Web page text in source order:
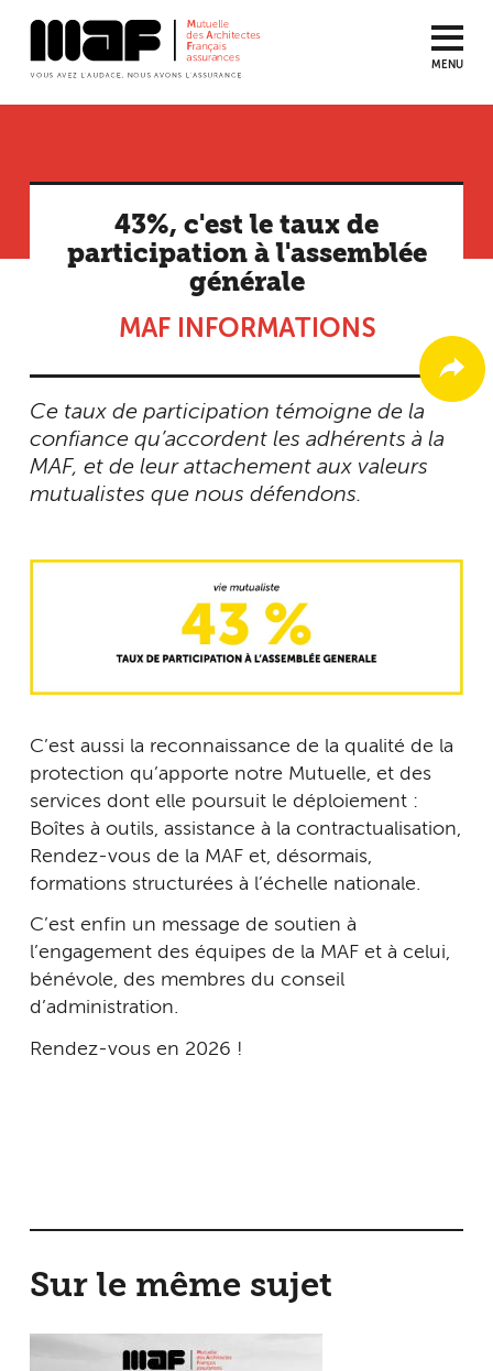
MENU
43%, c'est le taux de
participation à l'assemblée
générale
MAF INFORMATIONS
Ce taux de participation témoigne de la
confiance qu’accordent les adhérents à la
MAF, et de leur attachement aux valeurs
mutualistes que nous défendons.
C’est aussi la reconnaissance de la qualité de la
protection qu’apporte notre Mutuelle, et des
services dont elle poursuit le déploiement :
Boîtes à outils, assistance à la contractualisation,
Rendez-vous de la MAF et, désormais,
formations structurées à l’échelle nationale.
C’est enfin un message de soutien à
l’engagement des équipes de la MAF et à celui,
bénévole, des membres du conseil
d’administration.
Rendez-vous en 2026 !
Sur le même sujet